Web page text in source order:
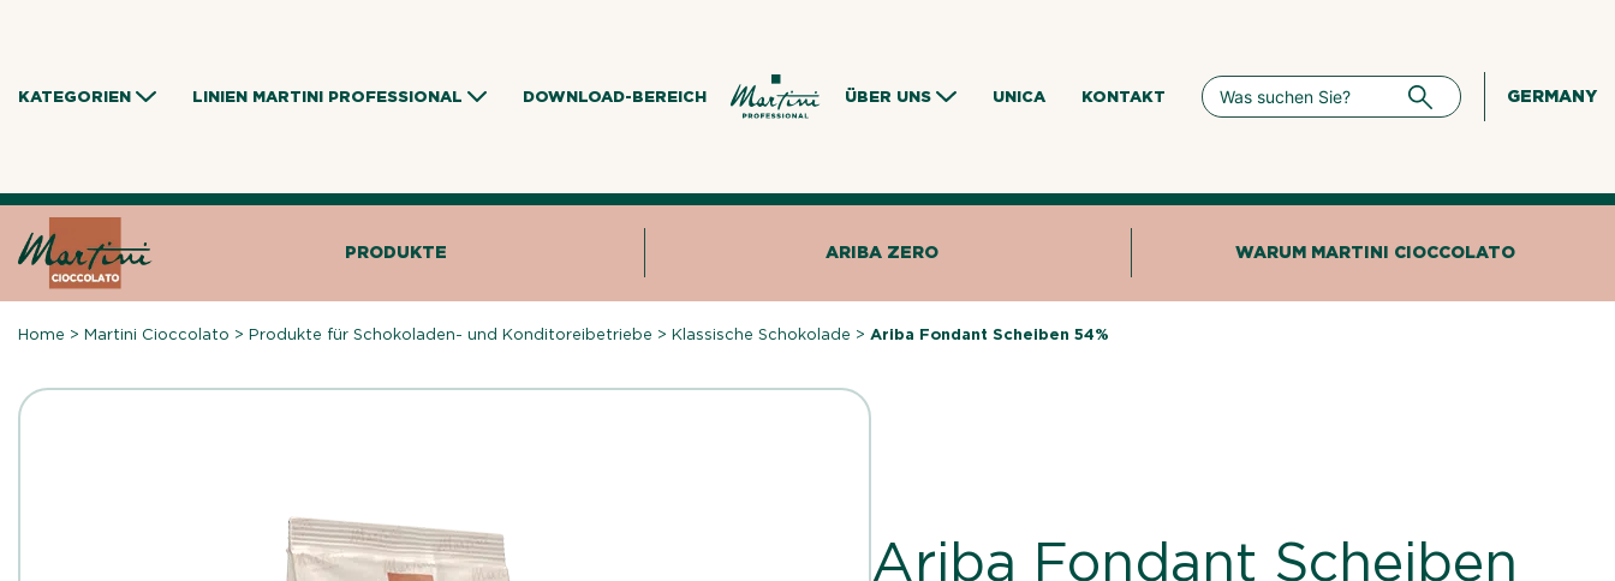
KATEGORIEN LINIEN MARTINI PROFESSIONAL DOWNLOAD-BEREICH ÜBER UNS UNICA KONTAKT GERMANY
PRODUKTE ARIBA ZERO WARUM MARTINI CIOCCOLATO
Home >Martini Cioccolato >Produkte für Schokoladen- und Konditoreibetriebe >Klassische Schokolade >Ariba Fondant Scheiben 54%
Ariba Fondant Scheiben